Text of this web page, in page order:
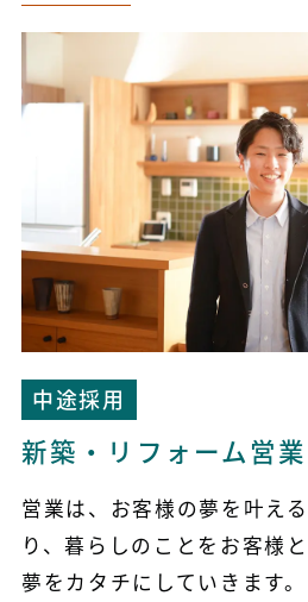
中途採用
新築・リフォーム営業
営業は、お客様の夢を叶え
り、暮らしのことをお客様
夢をカタチにしていきます